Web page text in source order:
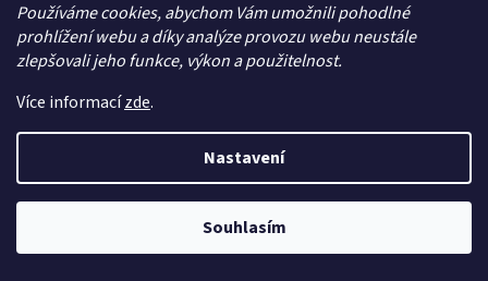
Používáme cookies, abychom Vám umožnili pohodlné
prohlížení webu a díky analýze provozu webu neustále
zlepšovali jeho funkce, výkon a použitelnost.
Více informacízde.
Nastavení
Souhlasím
TRA6531
274 Kč bez DPH